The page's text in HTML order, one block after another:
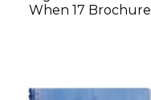
When 17 Brochure